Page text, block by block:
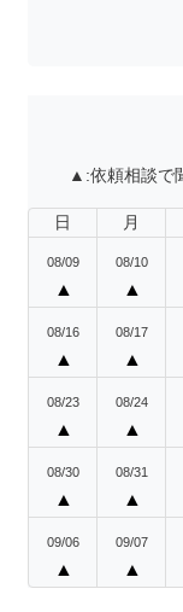
▲:依頼相談で
日 月
08/09
▲
08/10
▲
08/16
▲
08/17
▲
08/23
▲
08/24
▲
08/30
▲
08/31
▲
09/06
▲
09/07
▲